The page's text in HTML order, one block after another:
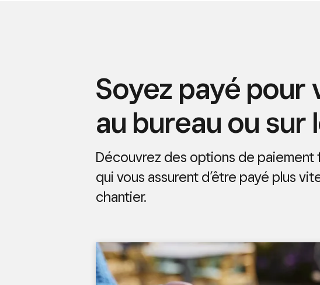
Soyez payé pour
au bureau ou sur
Découvrez des options de
qui vous assurent d’être payé plus
chantier.